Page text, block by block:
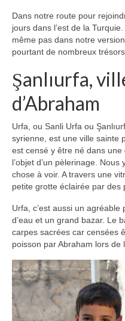
Kirghizstan
Ouzbekistan
Iran
Turquie
Malte
Préparatifs
Autres
Bolivie
Cambodge
Cap-vert
Costa-Rica
Guatemala
Dans notre route pour
jours dans l’est de la
même pas dans notre
pourtant de nombreux
Şanlıurfa,
d’Abraham
Urfa, ou Sanli Urfa ou
syrienne, est une ville sainte
est censé y être né dans
l’objet d’un pèlerinage.
chose à voir. A travers une
petite grotte éclairée par des
Urfa, c’est aussi un
d’eau et un grand bazar. Le
carpes sacrées car censées
poisson par Abraham lors de